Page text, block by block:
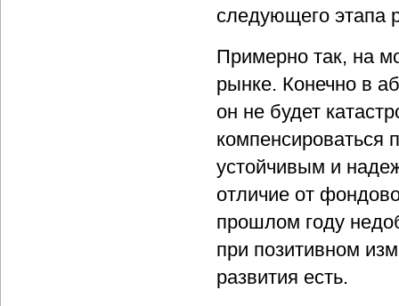
следующего этапа
Примерно так, на
рынке. Конечно в
он не будет
компенсироваться
устойчивым и
отличие от
прошлом году
при позитивном
развития есть.